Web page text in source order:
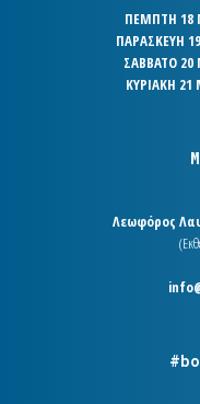
ΠΕΜΠΤΗ 18
ΠΑΡΑΣΚΕΥΗ
ΣΑΒΒΑΤΟ 20
ΚΥΡΙΑΚΗ 21
Λεωφόρος